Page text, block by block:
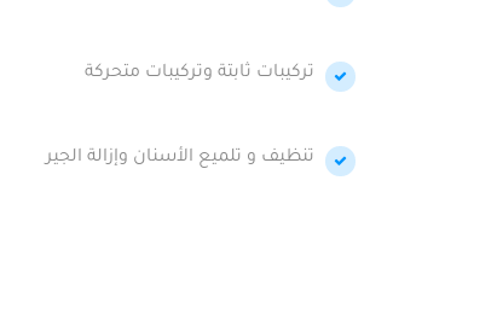
تركيبات ثابتة وتركيبات متحركة
تنظيف و تلميع الأسنان وإزالة الجير